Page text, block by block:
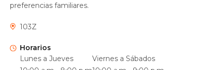
preferencias familiares.
103Z
Horarios
Lunes a Jueves
Viernes a Sábados